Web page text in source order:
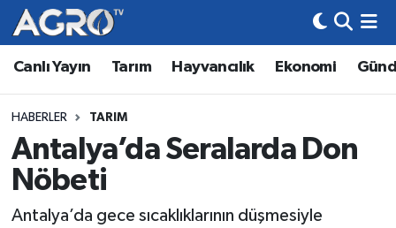
Canlı Yayın Tarım Hayvancılık Ekonomi
HABERLER TARIM
Antalya’da Seralarda Don
Nöbeti
Antalya’da gece sıcaklıklarının düşmesiyle
Hava Durumu
Trafik Durumu
Süper Lig Puan Durumu ve Fikstür